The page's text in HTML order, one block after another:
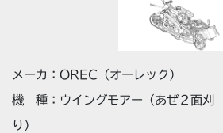
メーカ：OREC（オーレック）
機 種：ウイングモアー（あぜ２面刈
り）